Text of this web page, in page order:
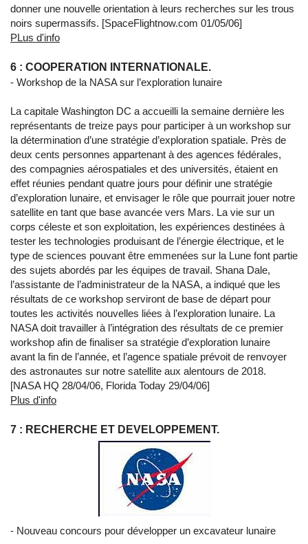
donner une nouvelle orientation à leurs recherches sur les trous
noirs supermassifs. [SpaceFlightnow.com 01/05/06]
PLus d'info
6 : COOPERATION INTERNATIONALE.
- Workshop de la NASA sur l’exploration lunaire
La capitale Washington DC a accueilli la semaine dernière les
représentants de treize pays pour participer à un workshop sur
la détermination d’une stratégie d’exploration spatiale. Près de
deux cents personnes appartenant à des agences fédérales,
des compagnies aérospatiales et des universités, étaient en
effet réunies pendant quatre jours pour définir une stratégie
d’exploration lunaire, et envisager le rôle que pourrait jouer notre
satellite en tant que base avancée vers Mars. La vie sur un
corps céleste et son exploitation, les expériences destinées à
tester les technologies produisant de l’énergie électrique, et le
type de sciences pouvant être emmenées sur la Lune font partie
des sujets abordés par les équipes de travail. Shana Dale,
l’assistante de l’administrateur de la NASA, a indiqué que les
résultats de ce workshop serviront de base de départ pour
toutes les activités nouvelles liées à l’exploration lunaire. La
NASA doit travailler à l’intégration des résultats de ce premier
workshop afin de finaliser sa stratégie d’exploration lunaire
avant la fin de l’année, et l’agence spatiale prévoit de renvoyer
des astronautes sur notre satellite aux alentours de 2018.
[NASA HQ 28/04/06, Florida Today 29/04/06]
Plus d'info
7 : RECHERCHE ET DEVELOPPEMENT.
- Nouveau concours pour développer un excavateur lunaire